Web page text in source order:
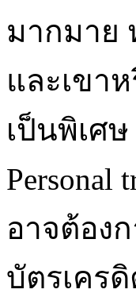
มากมาย
และเขา
เป็นพิเศ
อาจต้อง
บัตรเคร